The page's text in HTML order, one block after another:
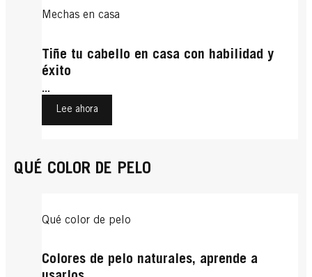
Mechas en casa
Tiñe tu cabello en casa con habilidad y
éxito
...
Lee ahora
QUÉ COLOR DE PELO
Qué color de pelo
Colores de pelo naturales, aprende a